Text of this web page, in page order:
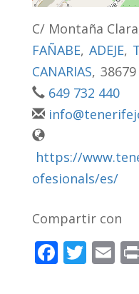
C/ Montaña
FAÑABE, ADEJE,
CANARIAS, 38679
649 732 440
https://
ofesionals/es/
Compartir con
F
ac
T
w
E
m